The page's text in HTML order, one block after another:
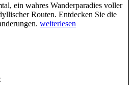
ein wahres Wanderparadies voller
Routen. Entdecken Sie die
weiterlesen